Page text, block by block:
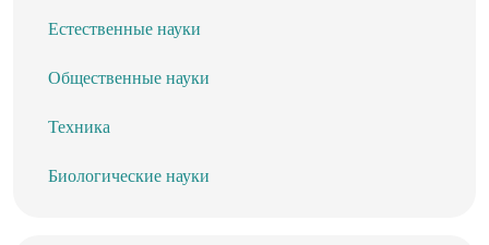
Естественные науки
Общественные науки
Техника
Биологические науки